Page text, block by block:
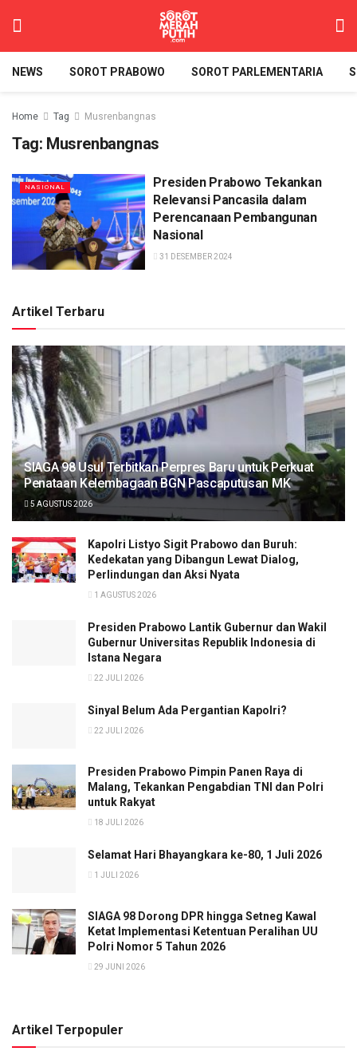
NEWS SOROT PRABOWO SOROT PARLEMENTARIA
Home Tag Musrenbangnas
Tag: Musrenbangnas
NASIONAL
Presiden Prabowo Tekankan
Relevansi Pancasila dalam
Perencanaan Pembangunan
Nasional
31 DESEMBER 2024
Artikel Terbaru
SIAGA 98 Usul Terbitkan Perpres Baru untuk Perkuat
Penataan Kelembagaan BGN Pascaputusan MK
5 AGUSTUS 2026
Kapolri Listyo Sigit Prabowo dan Buruh:
Kedekatan yang Dibangun Lewat Dialog,
Perlindungan dan Aksi Nyata
1 AGUSTUS 2026
Presiden Prabowo Lantik Gubernur dan Wakil
Gubernur Universitas Republik Indonesia di
Istana Negara
22 JULI 2026
Sinyal Belum Ada Pergantian Kapolri?
22 JULI 2026
Presiden Prabowo Pimpin Panen Raya di
Malang, Tekankan Pengabdian TNI dan Polri
untuk Rakyat
18 JULI 2026
Selamat Hari Bhayangkara ke-80, 1 Juli 2026
1 JULI 2026
SIAGA 98 Dorong DPR hingga Setneg Kawal
Ketat Implementasi Ketentuan Peralihan UU
Polri Nomor 5 Tahun 2026
29 JUNI 2026
Artikel Terpopuler